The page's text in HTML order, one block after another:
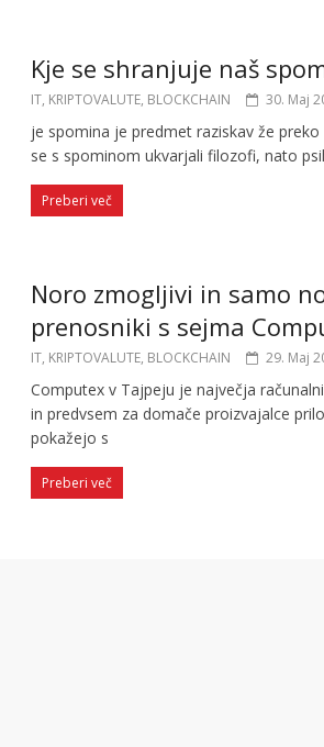
Kje se shranjuje naš
IT, KRIPTOVALUTE, BLOCKCHAIN 30. Maj
je spomina je predmet raziskav že
se s spominom ukvarjali filozofi, nato
Preberi več
Noro zmogljivi in samo
prenosniki s sejma
IT, KRIPTOVALUTE, BLOCKCHAIN 29. Maj
Computex v Tajpeju je največja
in predvsem za domače proizvajalce
pokažejo s
Preberi več